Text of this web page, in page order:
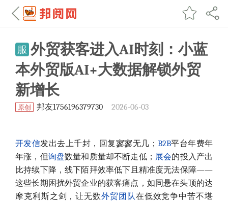
服 外贸获客进入AI时刻：小蓝
本外贸版AI+大数据解锁外贸
新增长
原创 邦友1756196379730 2026-06-03
开发信发出去上千封，回复寥寥无几； B2B平台年费年
年涨，但询盘数量和质量却不断走低； 展会的投入产出
比持续下降，线下陌拜效率低下且精准度无法保障——
这些长期困扰外贸企业的获客痛点，如同悬在头顶的达
摩克利斯之剑，让无数外贸团队在低效竞争中苦不堪